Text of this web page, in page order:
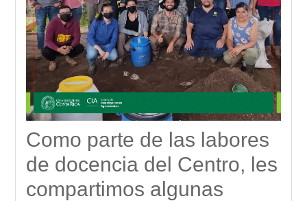
Como parte de las labores
de docencia del Centro, les
compartimos algunas